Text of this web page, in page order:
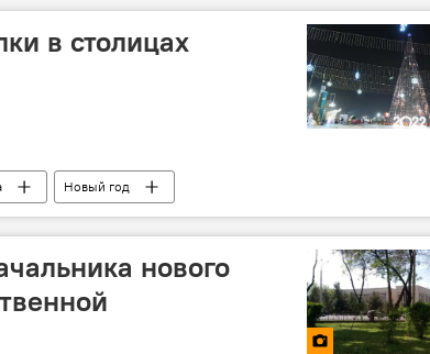
в столицах
Новый год
нового